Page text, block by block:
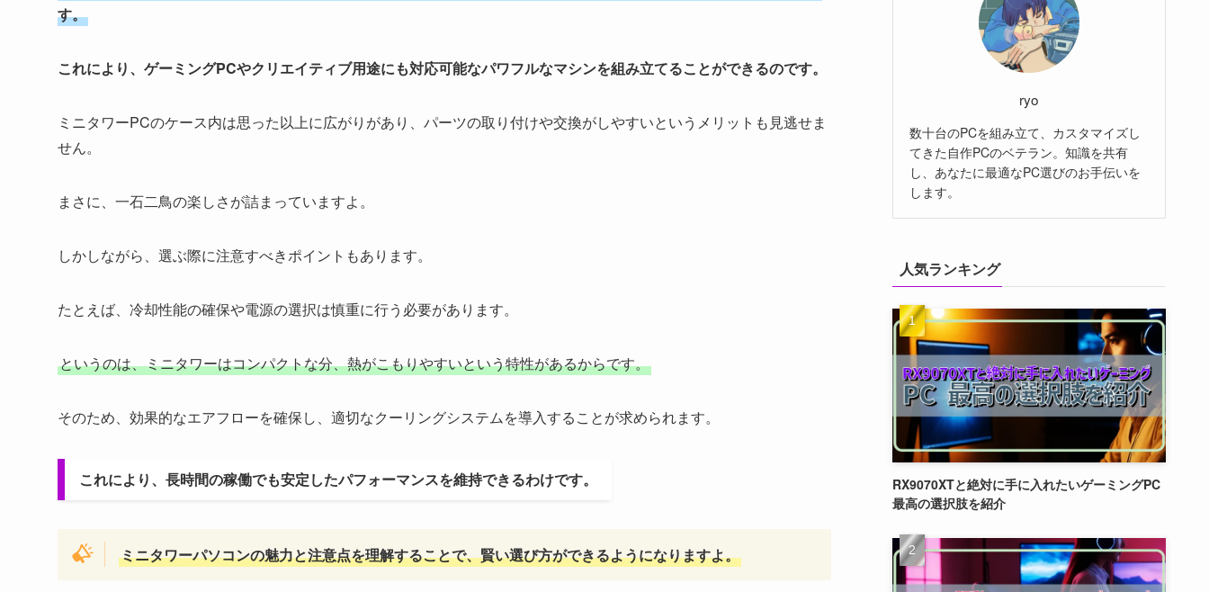
す。
これにより、ゲーミングPCやクリエイティブ用途にも対応可能なパワフルなマシンを組み立てることができるのです。
ミニタワーPCのケース内は思った以上に広がりがあり、パーツの取り付けや交換がしやすいというメリットも見逃せま
せん。
まさに、一石二鳥の楽しさが詰まっていますよ。
しかしながら、選ぶ際に注意すべきポイントもあります。
たとえば、冷却性能の確保や電源の選択は慎重に行う必要があります。
というのは、ミニタワーはコンパクトな分、熱がこもりやすいという特性があるからです。
そのため、効果的なエアフローを確保し、適切なクーリングシステムを導入することが求められます。
これにより、長時間の稼働でも安定したパフォーマンスを維持できるわけです。
ミニタワーパソコンの魅力と注意点を理解することで、賢い選び方ができるようになりますよ。
ryo
数十台のPCを組み立て、カスタマイズし
てきた自作PCのベテラン。知識を共有
し、あなたに最適なPC選びのお手伝いを
します。
人気ランキング
RX9070XTと絶対に手に入れたいゲーミングPC
最高の選択肢を紹介